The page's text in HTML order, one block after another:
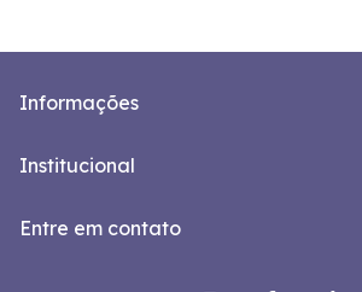
Informações
Institucional
Entre em contato